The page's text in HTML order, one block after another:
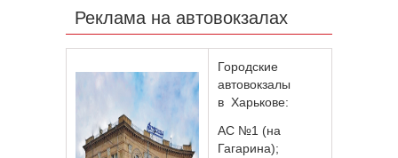
Реклама на автовокзалах
Городские
автовокзалы
в Харькове:
АС №1 (на
Гагарина);